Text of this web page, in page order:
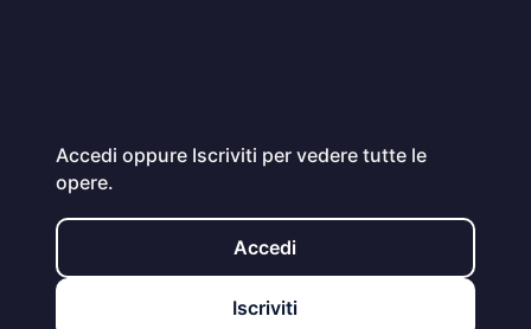
Accedi oppure Iscriviti per vedere tutte le
opere.
Accedi
Iscriviti